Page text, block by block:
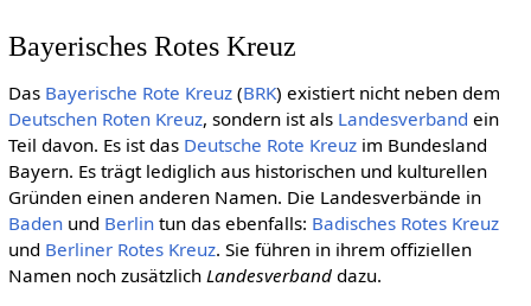
Bayerisches Rotes Kreuz
Das Baye­ri­sche Rote Kreuz(BRK) existiert nicht neben dem
Deut­schen Roten Kreuz, sondern ist als Landesverband ein
Teil davon. Es ist das Deut­sche Rote Kreuzim Bundesland
Bayern. Es trägt lediglich aus historischen und kulturellen
Gründen einen anderen Namen. Die Landesverbände in
Badenund Berlintun das ebenfalls: Badisches Rotes Kreuz
und Berliner Rotes Kreuz. Sie führen in ihrem offiziellen
Namen noch zusätzlich Landesverbanddazu.